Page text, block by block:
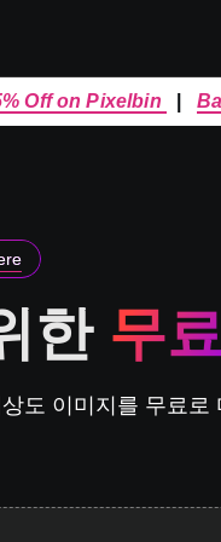
Off on Pixelbin
한 무
도 이미지를 무료로